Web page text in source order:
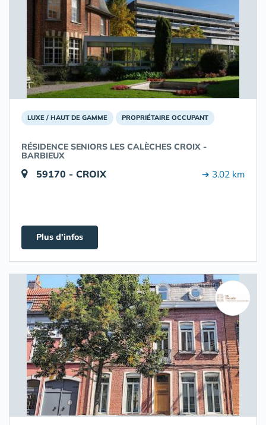
LUXE / HAUT DE GAMME PROPRIÉTAIRE OCCUPANT
RÉSIDENCE SENIORS LES CALÈCHES CROIX -
BARBIEUX
59170 - CROIX ➔ 3.02 km
Plus d'infos